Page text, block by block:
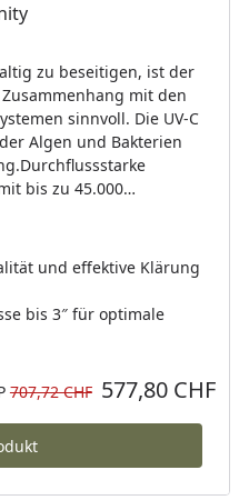
zu beseitigen, ist der
mit den
sinnvoll. Die UV-C
Algen und Bakterien
bis zu 45.000
und effektive Klärung
bis 3″ für optimale
ProzentPreis
707,72 CHF
Preis 577,80 CHF